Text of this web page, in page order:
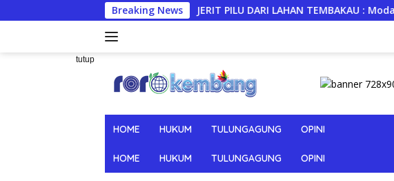
ke
Breaking News
JERIT PILU DARI LAHAN TEMBAKAU ​: Modal Tani Mencekik 2,3
tutup
HOME HUKUM TULUNGAGUNG OPINI
HOME HUKUM TULUNGAGUNG OPINI